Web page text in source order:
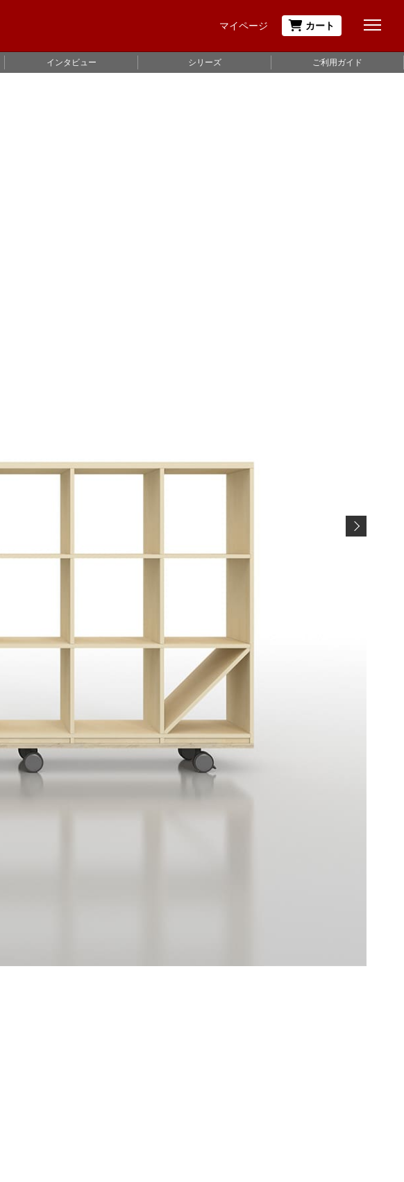
マイページ カート
インタビュー シリーズ ご利用ガイド